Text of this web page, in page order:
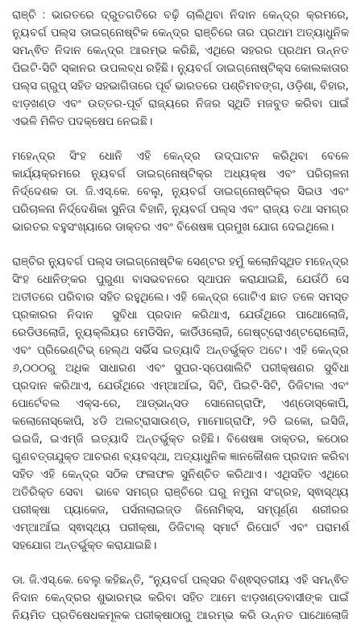
ରାଞ୍ଚି : ଭାରତରେ ଦ୍ରୁତଗତିରେ ବଢ଼ି ଚାଲିଥିବା ନିଦାନ କେନ୍ଦ୍ର କ୍ରମରେ,
ନ୍ୟୁବର୍ଗ ପଲ୍ସ ଡାଇଗ୍ନୋଷ୍ଟିକ କେନ୍ଦ୍ର ରାଞ୍ଚିରେ ତାର ପ୍ରଥମ ଅତ୍ୟାଧୁନିକ
ସମନ୍ଵିତ ନିଦାନ କେନ୍ଦ୍ର ଆରମ୍ଭ କରିଛି, ଏଥିରେ ସହରର ପ୍ରଥମ ଉନ୍ନତ
ପିଇଟି-ସିଟି ସ୍କାନର ଉପଲବ୍ଧ ରହିଛି। ନ୍ୟୁବର୍ଗ ଡାଇଗ୍ନୋଷ୍ଟିକ୍ସ କୋଲକାତାର
ପଲ୍ସ ଗ୍ରୁପ୍ ସହିତ ସହଭାଗିତାରେ ପୂର୍ବ ଭାରତରେ ପଶ୍ଚିମବଙ୍ଗ, ଓଡ଼ିଶା, ବିହାର,
ଝାଡ଼ଖଣ୍ଡ ଏବଂ ଉତ୍ତର-ପୂର୍ବ ରାଜ୍ୟରେ ନିଜର ସ୍ଥିତି ମଜବୁତ କରିବା ପାଇଁ
ଏଭଳି ମିଳିତ ପଦକ୍ଷେପ ନେଇଛି।
ମହେନ୍ଦ୍ର ସିଂହ ଧୋନି ଏହି କେନ୍ଦ୍ର ଉଦ୍ଘାଟନ କରିଥିବା ବେଳେ
କାର୍ଯ୍ୟକ୍ରମରେ ନ୍ୟୁବର୍ଗ ଡାଇଗ୍ନୋଷ୍ଟିକ୍ର ଅଧ୍ୟକ୍ଷ ଏବଂ ପରିଚାଳନା
ନିର୍ଦ୍ଦେଶକ ଡା. ଜି.ଏସ୍.କେ. ବେଲୁ, ନ୍ୟୁବର୍ଗ ଡାଇଗ୍ନୋଷ୍ଟିକ୍ର ସିଇଓ ଏବଂ
ପରିଚାଳନା ନିର୍ଦ୍ଦେଶିକା ସୁନିତା ବିହାନି, ନ୍ୟୁବର୍ଗ ପଲ୍ସ ଏବଂ ରାଜ୍ୟ ତଥା ସମଗ୍ର
ଭାରତର ବହୁସଂଖ୍ୟାରେ ଡାକ୍ତର ଏବଂ ବିଶେଷଜ୍ଞ ପ୍ରମୁଖ ଯୋଗ ଦେଇଥିଲେ।
ରାଞ୍ଚିର ନ୍ୟୁବର୍ଗ ପଲ୍ସ ଡାଇଗ୍ନୋଷ୍ଟିକ ସେଣ୍ଟର ହର୍ମୁ କଲୋନିସ୍ଥିତ ମହେନ୍ଦ୍ର
ସିଂହ ଧୋନିଙ୍କର ପୁରୁଣା ବାସଭବନରେ ସ୍ଥାପନ କରାଯାଇଛି, ଯେଉଁଠି ସେ
ଅତୀତରେ ପରିବାର ସହିତ ରହୁଥିଲେ। ଏହି କେନ୍ଦ୍ର ଗୋଟିଏ ଛାତ ତଳେ ସମସ୍ତ
ପ୍ରକାରର ନିଦାନ ସୁବିଧା ପ୍ରଦାନ କରିଥାଏ, ଯେଉଁଥିରେ ପାଥୋଲୋଜି,
ରେଡିଓଲୋଜି, ନ୍ୟୁକ୍ଲିୟର ମେଡିସିନ, କାର୍ଡିଓଲୋଜି, ଗେଷ୍ଟ୍ରୋଏଣ୍ଟରୋଲୋଜି,
ଏବଂ ପ୍ରିଭେଣ୍ଟିଭ୍ ହେଲ୍ଥ ସର୍ଭିସ ଇତ୍ୟାଦି ଅନ୍ତର୍ଭୁକ୍ତ ଅଟେ। ଏହି କେନ୍ଦ୍ର
୬,୦୦୦ରୁ ଅଧିକ ସାଧାରଣ ଏବଂ ସୁପର-ସ୍ପେଶାଲିଟି ପରୀକ୍ଷଣର ସୁବିଧା
ପ୍ରଦାନ କରିଥାଏ, ଯେଉଁଥିରେ ଏମ୍ଆର୍ଆଇ, ସିଟି, ପିଇଟି-ସିଟି, ଡିଜିଟାଲ ଏବଂ
ପୋର୍ଟେବଲ ଏକ୍ସ-ରେ, ଆଡ୍ଭାନ୍ସଡ ସୋନୋଗ୍ରାଫି, ଏଣ୍ଡୋସ୍କୋପି,
କଲୋନୋସ୍କୋପି, ୪ଡି ଅଲଟ୍ରାସାଉଣ୍ଡ, ମାମୋଗ୍ରାଫି, ୨ଡି ଇକୋ, ଇସିଜି,
ଇଇଜି, ଇଏମ୍ଜି ଇତ୍ୟାଦି ଅନ୍ତର୍ଭୁକ୍ତ ରହିଛି। ବିଶେଷଜ୍ଞ ଡାକ୍ତର, କଠୋର
ଗୁଣବତ୍ତାଯୁକ୍ତ ଆଚରଣ ବ୍ୟବସ୍ଥା, ଅତ୍ୟାଧୁନିକ ଜ୍ଞାନକୌଶଳ ପ୍ରଦାନ କରିବା
ସହିତ ଏହି କେନ୍ଦ୍ର ସଠିକ ଫଳାଫଳ ସୁନିଶ୍ଚିତ କରିଥାଏ। ଏଥିସହିତ ଏଥିରେ
ଅତିରିକ୍ତ ସେବା ଭାବେ ସମଗ୍ର ରାଞ୍ଚିରେ ଘରୁ ନମୁନା ସଂଗ୍ରହ, ସ୍ଵାସ୍ଥ୍ୟ
ପରୀକ୍ଷା ପ୍ୟାକେଜ, ପର୍ସନାଲାଇଜ୍ଡ ଜିନୋମିକ୍ସ, ସମ୍ପୂର୍ଣ୍ଣ ଶରୀରର
ଏମ୍ଆର୍ଆଇ ସ୍ଵାସ୍ଥ୍ୟ ପରୀକ୍ଷା, ଡିଜିଟାଲ୍ ସ୍ମାର୍ଟ ରିପୋର୍ଟ ଏବଂ ପରାମର୍ଶ
ସହଯୋଗ ଅନ୍ତର୍ଭୁକ୍ତ କରାଯାଇଛି।
ଡା. ଜି.ଏସ୍.କେ. ବେଲୁ କହିଛନ୍ତି, “ନ୍ୟୁବର୍ଗ ପଲ୍ସର ବିଶ୍ଵସ୍ତରୀୟ ଏହି ସମନ୍ଵିତ
ନିଦାନ କେନ୍ଦ୍ରର ଶୁଭାରମ୍ଭ କରିବା ସହିତ ଆମେ ଝାଡ଼ଖଣ୍ଡବାସୀଙ୍କ ପାଇଁ
ନିୟମିତ ପ୍ରତିଷେଧକମୂଳକ ପରୀକ୍ଷାଠାରୁ ଆରମ୍ଭ କରି ଉନ୍ନତ ପାଥୋଲୋଜି